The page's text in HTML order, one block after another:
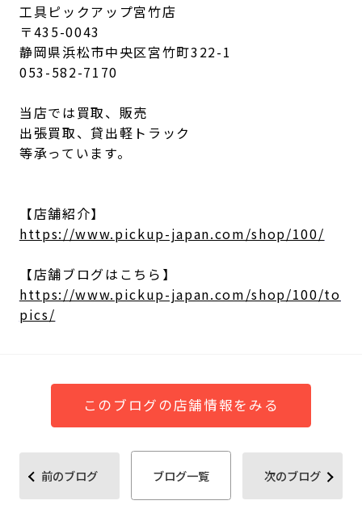
工具ピックアップ宮竹店
〒435-0043
静岡県浜松市中央区宮竹町322-1
053-582-7170
当店では買取、販売
出張買取、貸出軽トラック
等承っています。
【店舗紹介】
https://www.pickup-japan.com/shop/100/
【店舗ブログはこちら】
https://www.pickup-japan.com/shop/100/to
pics/
このブログの店舗情報をみる
前のブログ ブログ一覧 次のブログ